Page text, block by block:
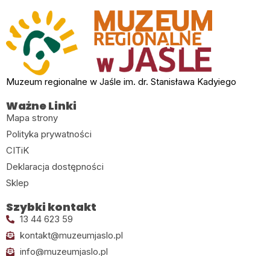
Muzeum regionalne w Jaśle im. dr. Stanisława Kadyiego
Ważne Linki
Mapa strony
Polityka prywatności
CITiK
Deklaracja dostępności
Sklep
Szybki kontakt
13 44 623 59
kontakt@muzeumjaslo.pl
info@muzeumjaslo.pl